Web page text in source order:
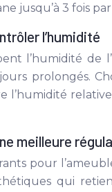
jusqu’à 3 fois
l’humidité
l’humidité de
prolongés.
meilleure
pour
qui